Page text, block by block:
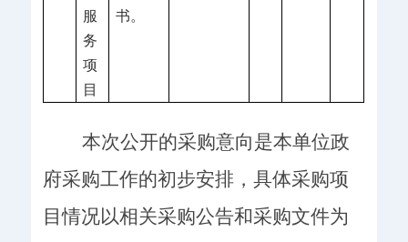
服
务
项
目
书。
本次公开的采购意向是本单位政
府采购工作的初步安排，具体采购项
目情况以相关采购公告和采购文件为